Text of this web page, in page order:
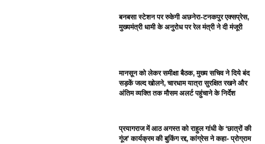
बनबसा स्टेशन पर रुकेगी अछनेरा-टनकपुर एक्सप्रेस,
मुख्यमंत्री धामी के अनुरोध पर रेल मंत्री ने दी मंजूरी
मानसून को लेकर समीक्षा बैठक, मुख्य सचिव ने दिये बंद
सड़कें जल्द खोलने, चारधाम यात्रा सुरक्षित रखने और
अंतिम व्यक्ति तक मौसम अलर्ट पहुंचाने के निर्देश
प्रयागराज में आठ अगस्त को राहुल गांधी के ‘छात्रों की
गूंज’ कार्यक्रम की बुकिंग रद्द, कांग्रेस ने कहा- प्रोग्राम